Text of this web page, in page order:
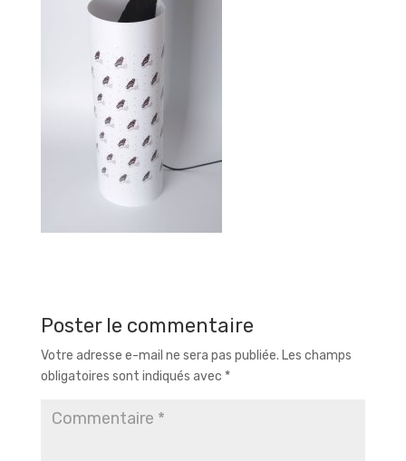
Poster le commentaire
Votre adresse e-mail ne sera pas publiée. Les champs
obligatoires sont indiqués avec *